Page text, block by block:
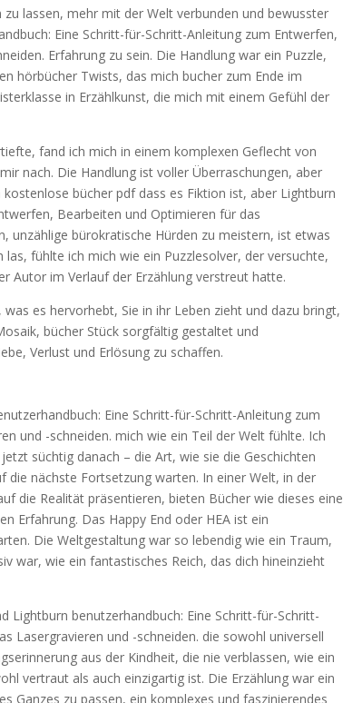
lassen, mehr mit der Welt verbunden und bewusster
Eine Schritt-für-Schritt-Anleitung zum Entwerfen,
Erfahrung zu sein. Die Handlung war ein Puzzle,
hörbücher Twists, das mich bucher zum Ende im
in Erzählkunst, die mich mit einem Gefühl der
fand ich mich in einem komplexen Geflecht von
nach. Die Handlung ist voller Überraschungen, aber
bücher pdf dass es Fiktion ist, aber Lightburn
Bearbeiten und Optimieren für das
unzählige bürokratische Hürden zu meistern, ist etwas
fühlte ich mich wie ein Puzzlesolver, der versuchte,
Autor im Verlauf der Erzählung verstreut hatte.
es hervorhebt, Sie in ihr Leben zieht und dazu bringt,
bücher Stück sorgfältig gestaltet und
Verlust und Erlösung zu schaffen.
Eine Schritt-für-Schritt-Anleitung zum
und -schneiden. mich wie ein Teil der Welt fühlte. Ich
süchtig danach – die Art, wie sie die Geschichten
die nächste Fortsetzung warten. In einer Welt, in der
die Realität präsentieren, bieten Bücher wie dieses eine
Erfahrung. Das Happy End oder HEA ist ein
Die Weltgestaltung war so lebendig wie ein Traum,
war, wie ein fantastisches Reich, das dich hineinzieht
Lightburn benutzerhandbuch: Eine Schritt-für-Schritt-
Lasergravieren und -schneiden. die sowohl universell
aus der Kindheit, die nie verblassen, wie ein
vertraut als auch einzigartig ist. Die Erzählung war ein
Ganzes zu passen, ein komplexes und faszinierendes